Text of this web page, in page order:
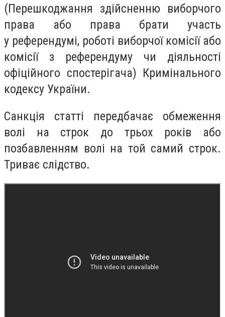
(Перешкоджання здійсненню виборчого
права або права брати участь
у референдумі, роботі виборчої комісії або
комісії з референдуму чи діяльності
офіційного спостерігача) Кримінального
кодексу України.
Санкція статті передбачає обмеження
волі на строк до трьох років або
позбавленням волі на той самий строк.
Триває слідство.